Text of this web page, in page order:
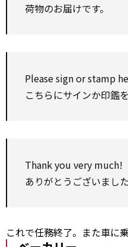
荷物のお届けです。
Pleasesignor stamp
こちらにサインか印鑑
Thank you very much!
ありがとうございました
これで任務終了。また車に